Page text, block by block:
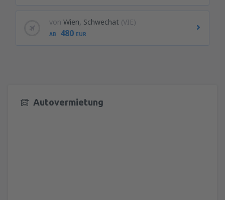
von Wien, Schwechat (VIE)
AB 480 EUR
Autovermietung